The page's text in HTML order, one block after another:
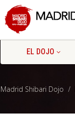
EL DOJO
Madrid Shibari Dojo